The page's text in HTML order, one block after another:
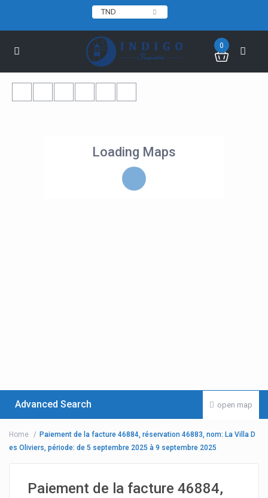
TND
0
Loading Maps
open map
Advanced Search
Home
Paiement de la facture 46884, réservation 46883, nom: La Villa D
es Oliviers, période: de 5 septembre 2025 à 9 septembre 2025
Paiement de la facture 46884,